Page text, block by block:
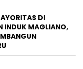
DI
INDUK MAGLIANO,